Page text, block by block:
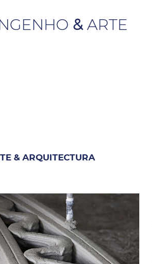
&ARTE
& ARQUITECTURA
& NEGÓCIO
SMART CITIES & MOBILIDADE